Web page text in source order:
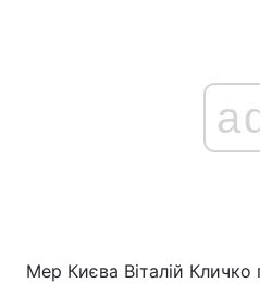
Мер Києва Віталій